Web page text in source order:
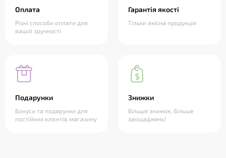
Оплата
Різні способи оплати для
вашої зручності
Гарантія якості
Тільки якісна продукція
Подарунки
Бонуси та подарунки для
постійних клієнтів магазину
Знижки
Більше знижок, більше
заощаджень!